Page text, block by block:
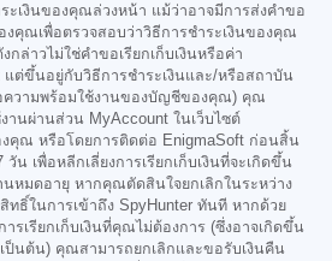
ระเงินของคุณล่วงหน้า แม้ว่าอาจมีการส่งคำขอ
งคุณเพื่อตรวจสอบว่าวิธีการชำระเงินของคุณ
ล่าวไม่ใช่คำขอเรียกเก็บเงินหรือค่า
แต่ขึ้นอยู่กับวิธีการชำระเงินและ/หรือสถาบัน
ความพร้อมใช้งานของบัญชีของคุณ) คุณ
านผ่านส่วน MyAccount ในเว็บไซต์
คุณ หรือโดยการติดต่อ EnigmaSoft ก่อนสิ้น
น เพื่อหลีกเลี่ยงการเรียกเก็บเงินที่จะเกิดขึ้น
นหมดอายุ หากคุณตัดสินใจยกเลิกในระหว่าง
ทธิ์ในการเข้าถึง SpyHunter ทันที หากด้วย
รเรียกเก็บเงินที่คุณไม่ต้องการ (ซึ่งอาจเกิดขึ้น
ป็นต้น) คุณสามารถยกเลิกและขอรับเงินคืน